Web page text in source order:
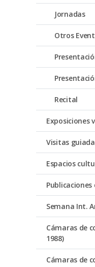
Jornadas
Otros
Recital
Exposiciones
Visitas
Espacios
Publicaciones
Semana Int.
Cámaras de
1988)
Cámaras de